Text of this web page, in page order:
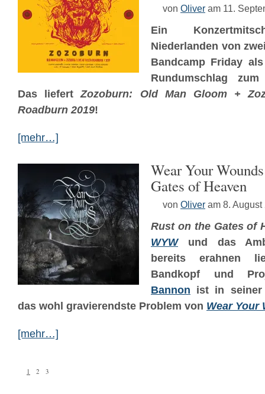
von Oliver am 11.
Ein
Niederlanden von
Bandcamp Friday
Rundumschlag
Das liefertZozoburn: Old Man Gloom +
Roadburn 2019!
[mehr…]
Wear Your
Gates of Heaven
von Oliver am 8. August
Rust on the Gates of
WYWund das
bereits erahnen
Bandkopf und
Bannon ist in seiner
das wohl gravierendste Problem von Wear Your
[mehr…]
1 2 3